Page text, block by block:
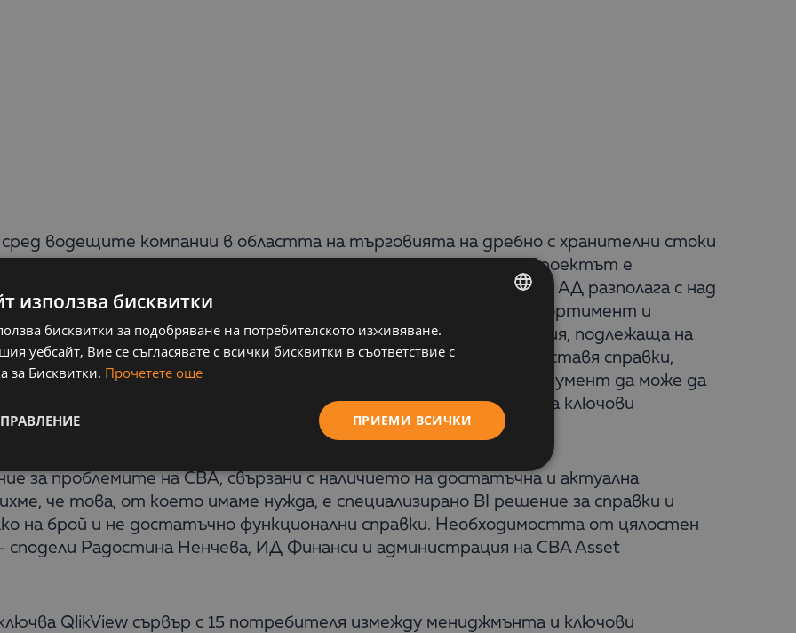
водещите компании в областта на търговията на дребно с хранителни стоки
внедряването на Business Intelligence решението QlikView. Проектът е
компания Balkan Services. ЦБА Асет Мениджмънт АД разполага с над
ЦБА България (общо над 170 обекта). Големия брой магазини, асортимент и
цялата страна, ежедневно генерира огромен обем информация, подлежаща на
налага нуждата от внедряването на решение, което да предоставя справки,
за бизнеса. Важно е също посредством новият инструмент да може да
на компанията и да подпомогне процеса на взимане на ключови
за проблемите на CBA, свързани с наличието на достатъчна и актуална
че това, от което имаме нужда, е специализирано BI решение за справки и
на брой и не достатъчно функционални справки. Необходимостта от цялостен
сподели Радостина Ненчева, ИД Финанси и администрация на CBA Asset
QlikView сървър с 15 потребителя измежду мениджмънта и ключови
използва бисквитки
бисквитки за подобряване на потребителското изживяване.
уебсайт, Вие се съгласявате с всички бисквитки в съответствие с
за Бисквитки. Прочетете още
ПРИЕМИ ВСИЧКИ